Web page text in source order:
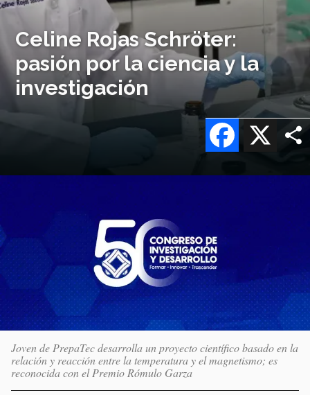
Celine Rojas Schröter:
pasión por la ciencia y la
investigación
X
Facebook
Imagen
Joven de PrepaTec desarrolla un proyecto científico basado en la
relación y reacción entre la temperatura y el magnetismo; es
reconocida con el Premio Rómulo Garza